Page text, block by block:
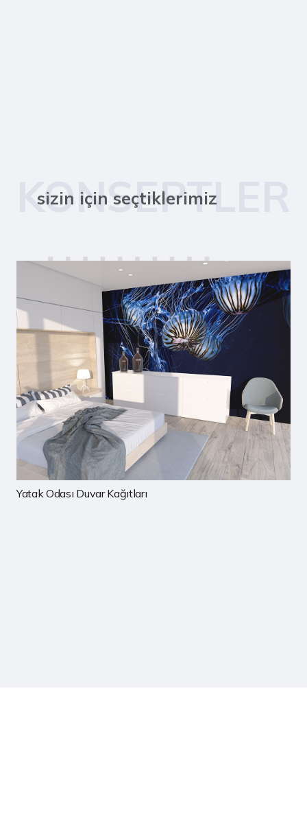
KONSEPTLER
sizin için seçtiklerimiz
Çocuk Odası Duvar Kağıtları